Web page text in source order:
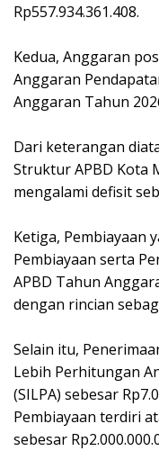
Rp557.934.361.408.
‎Kedua, Anggaran
Anggaran
Anggaran Tahun
‎Dari keterangan
Struktur APBD Kota
mengalami defisit
‎Ketiga, Pembiayaan
Pembiayaan serta
APBD Tahun
dengan rincian
‎Selain itu,
Lebih Perhitungan
(SILPA) sebesar
Pembiayaan terdiri
sebesar